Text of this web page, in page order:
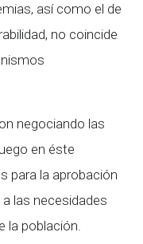
así como el de
no coincide
negociando las
en éste
para la aprobación
las necesidades
la población.